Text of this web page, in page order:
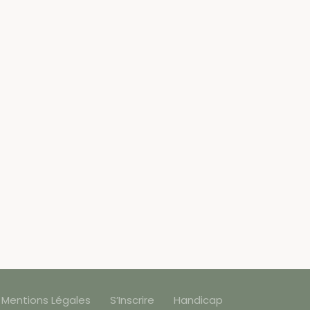
Mentions Légales S’Inscrire Handicap